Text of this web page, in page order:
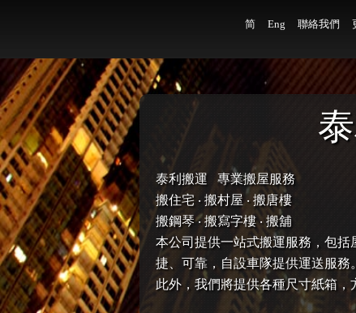
简 Eng 聯絡我們
泰利搬運 專業搬屋服務
搬住宅 ‧ 搬村屋 ‧搬唐樓
搬鋼琴 ‧搬寫字樓 ‧搬舖
本公司提供一站式搬運服務，包括
捷、可靠，自設車隊提供運送服務。
此外，我們將提供各種尺寸紙箱，